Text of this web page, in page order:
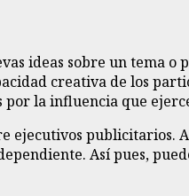
ideas sobre un tema o
creativa de los
la influencia que
ejecutivos publicitarios.
Así pues,